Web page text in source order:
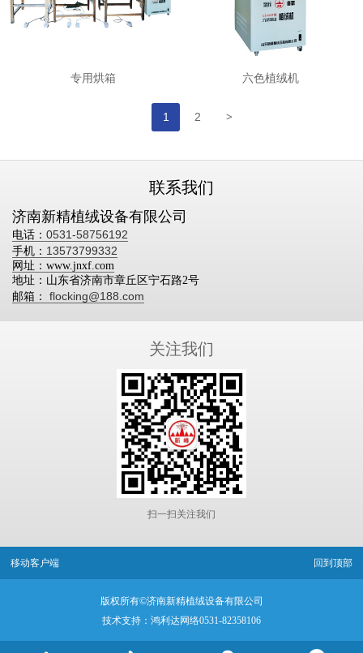
专用烘箱 六色植绒机
1 2 >
联系我们
济南新精植绒设备有限公司
电话： 0531-58756192
手机： 13573799332
网址：www.jnxf.com
地址：山东省济南市章丘区宁石路2号
邮箱： flocking@188.com
关注我们
扫一扫关注我们
移动客户端 回到顶部
版权所有©济南新精植绒设备有限公司
技术支持：鸿利达网络0531-82358106